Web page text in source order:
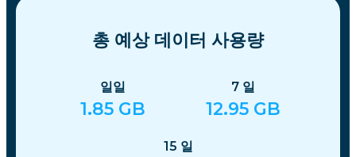
총 예상 데이터 사용량
일일
1.85 GB
7 일
12.95 GB
15 일